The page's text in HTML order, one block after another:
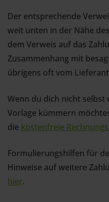
Der entsprechende
weit unten in der Nähe
dem Verweis auf das
Zusammenhang mit
übrigens oft vom
Wenn du dich nicht selbst
Vorlage kümmern
die kostenfreie
Formulierungshilfen für
Hinweise auf weitere
hier.